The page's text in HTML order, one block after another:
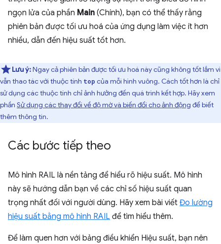
ngọn lửa của phần Main (Chính), bạn có thể thấy rằng
phiên bản được tối ưu hoá của ứng dụng làm việc ít hơn
nhiều, dẫn đến hiệu suất tốt hơn.
Lưu ý:Ngay cả phiên bản được tối ưu hoá này cũng không tốt lắm vì
vẫn thao tác với thuộc tính top của mỗi hình vuông. Cách tốt hơn là chỉ
sử dụng các thuộc tính chỉ ảnh hưởng đến quá trình kết hợp. Hãy xem
phần Sử dụng các thay đổi về độ mờ và biến đổi cho ảnh động để biết
thêm thông tin.
Các bước tiếp theo
Mô hình RAIL là nền tảng để hiểu rõ hiệu suất. Mô hình
này sẽ hướng dẫn bạn về các chỉ số hiệu suất quan
trọng nhất đối với người dùng. Hãy xem bài viết Đo lường
hiệu suất bằng mô hình RAIL để tìm hiểu thêm.
Để làm quen hơn với bảng điều khiển Hiệu suất, bạn nên